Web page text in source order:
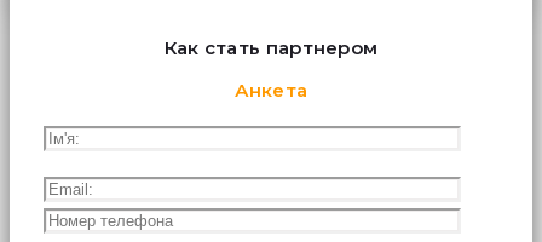
Как стать партнером
Анкета